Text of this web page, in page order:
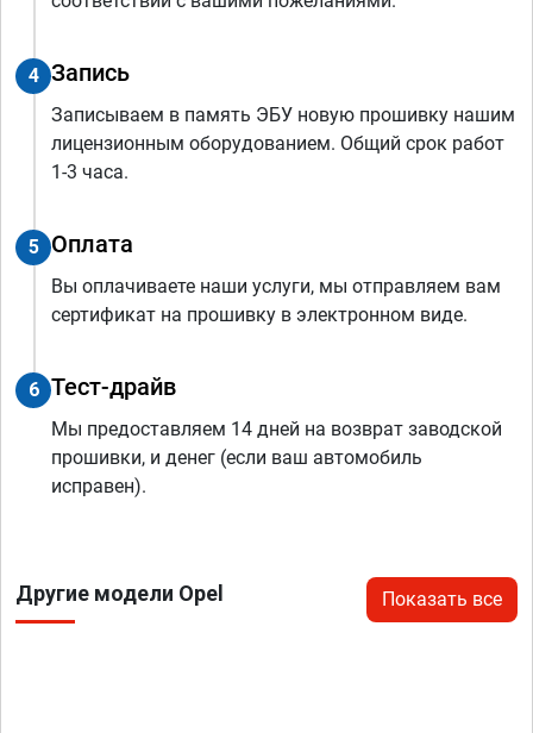
4 Запись
Записываем в память ЭБУ новую прошивку нашим
лицензионным оборудованием. Общий срок работ
1-3 часа.
5 Оплата
Вы оплачиваете наши услуги, мы отправляем вам
сертификат на прошивку в электронном виде.
6 Тест-драйв
Мы предоставляем 14 дней на возврат заводской
прошивки, и денег (если ваш автомобиль
исправен).
Другие модели Opel Показать все